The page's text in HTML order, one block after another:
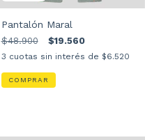
Pantalón Maral
$48.900 $19.560
3 cuotas sin interés de $6.520
COMPRAR